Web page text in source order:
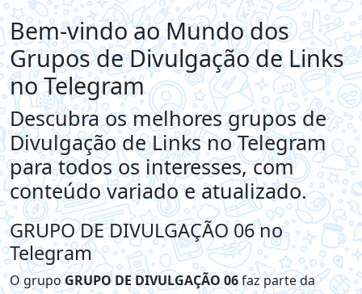
Bem-vindo ao Mundo dos
Grupos de Divulgação de Links
no Telegram
Descubra os melhores grupos de
Divulgação de Links no Telegram
para todos os interesses, com
conteúdo variado e atualizado.
GRUPO DE DIVULGAÇÃO 06 no
Telegram
O grupoGRUPO DE DIVULGAÇÃO 06faz parte da